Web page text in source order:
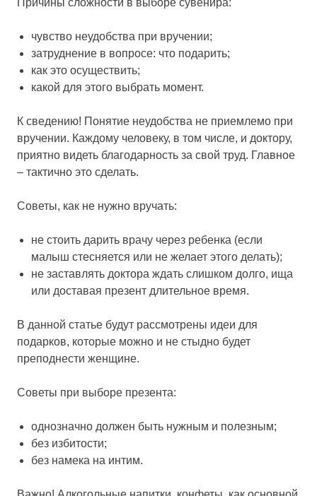
Причины сложности в выборе сувенира:
чувство неудобства при вручении;
затруднение в вопросе: что подарить;
как это осуществить;
какой для этого выбрать момент.
К сведению! Понятие неудобства не приемлемо при
вручении. Каждому человеку, в том числе, и доктору,
приятно видеть благодарность за свой труд. Главное
– тактично это сделать.
Советы, как не нужно вручать:
не стоить дарить врачу через ребенка (если
малыш стесняется или не желает этого делать);
не заставлять доктора ждать слишком долго, ища
или доставая презент длительное время.
В данной статье будут рассмотрены идеи для
подарков, которые можно и не стыдно будет
преподнести женщине.
Советы при выборе презента:
однозначно должен быть нужным и полезным;
без избитости;
без намека на интим.